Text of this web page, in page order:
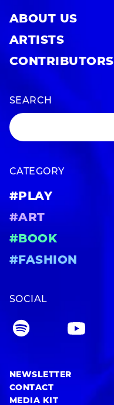
ABOUT US
ARTISTS
CONTRIBUTORS
SEARCH
CATEGORY
#PLAY
#ART
#BOOK
#FASHION
SOCIAL
NEWSLETTER
CONTACT
MEDIA KIT